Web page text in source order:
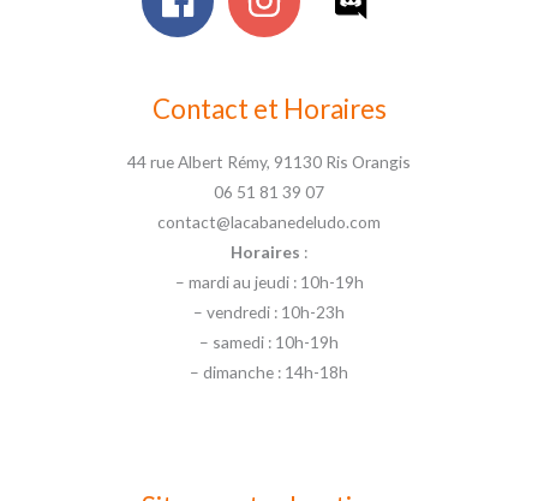
Contact et Horaires
44 rue Albert Rémy, 91130 Ris Orangis
06 51 81 39 07
contact@lacabanedeludo.com
Horaires :
– mardi au jeudi : 10h-19h
– vendredi : 10h-23h
– samedi : 10h-19h
– dimanche : 14h-18h